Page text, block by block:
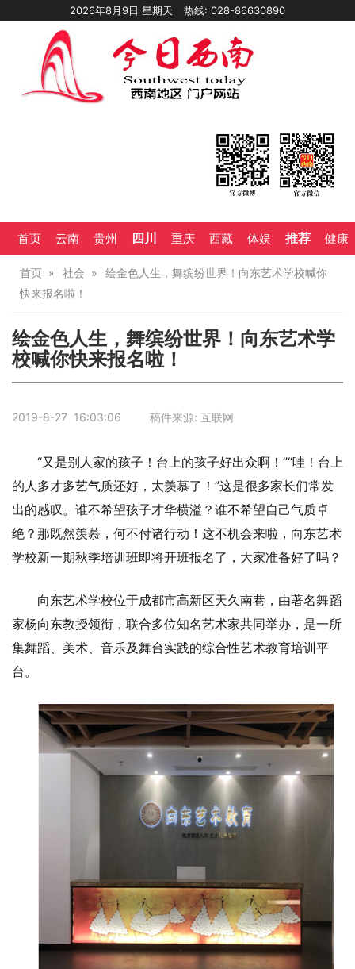
2026年8月9日 星期天 热线: 028-86630890
首页 云南 贵州 四川 重庆 西藏 体娱 推荐 健康
首页 社会
绘金色人生，舞缤纷世界！向东艺术学校喊你
快来报名啦！
绘金色人生，舞缤纷世界！向东艺术学
校喊你快来报名啦！
2019-8-27 16:03:06 稿件来源: 互联网
“又是别人家的孩子！台上的孩子好出众啊！”“哇！台上
的人多才多艺气质还好，太羡慕了！”这是很多家长们常发
出的感叹。谁不希望孩子才华横溢？谁不希望自己气质卓
绝？那既然羡慕，何不付诸行动！这不机会来啦，向东艺术
学校新一期秋季培训班即将开班报名了，大家准备好了吗？
向东艺术学校位于成都市高新区天久南巷，由著名舞蹈
家杨向东教授领衔，联合多位知名艺术家共同举办，是一所
集舞蹈、美术、音乐及舞台实践的综合性艺术教育培训平
台。